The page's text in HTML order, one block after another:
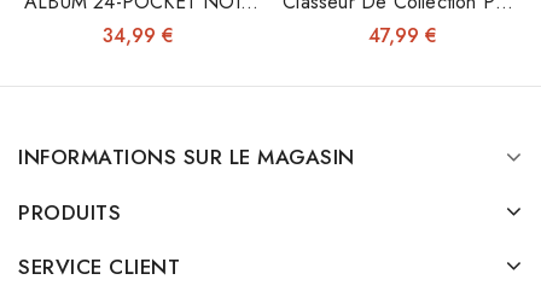
- Fermeture Éclair
34,99 €
Toploaders 3"x4"
47,99 €
INFORMATIONS SUR LE MAGASIN
PRODUITS
SERVICE CLIENT